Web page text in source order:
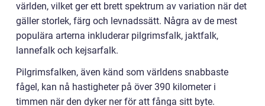
världen, vilket ger ett brett spektrum av variation när det
gäller storlek, färg och levnadssätt. Några av de mest
populära arterna inkluderar pilgrimsfalk, jaktfalk,
lannefalk och kejsarfalk.
Pilgrimsfalken, även känd som världens snabbaste
fågel, kan nå hastigheter på över 390 kilometer i
timmen när den dyker ner för att fånga sitt byte.